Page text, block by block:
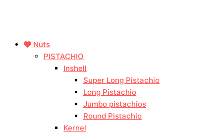
Nuts
PISTACHIO
Inshell
Super Long Pistachio
Long Pistachio
Jumbo pistachios
Round Pistachio
Kernel